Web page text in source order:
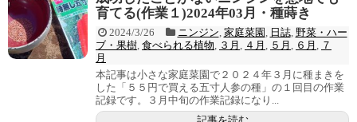
育てる(作業１)2024年03月・種蒔き
2024/3/26 ニンジン 家庭菜園 日誌, 野菜・ハー
ブ・果樹 食べられる植物 ３月 ４月 ５月 ６月
７
月
本記事は小さな家庭菜園で２０２４年３月に種まきを
した「５５円で買える五寸人参の種」の１回目の作業
記録です。３月中旬の作業記録になり...